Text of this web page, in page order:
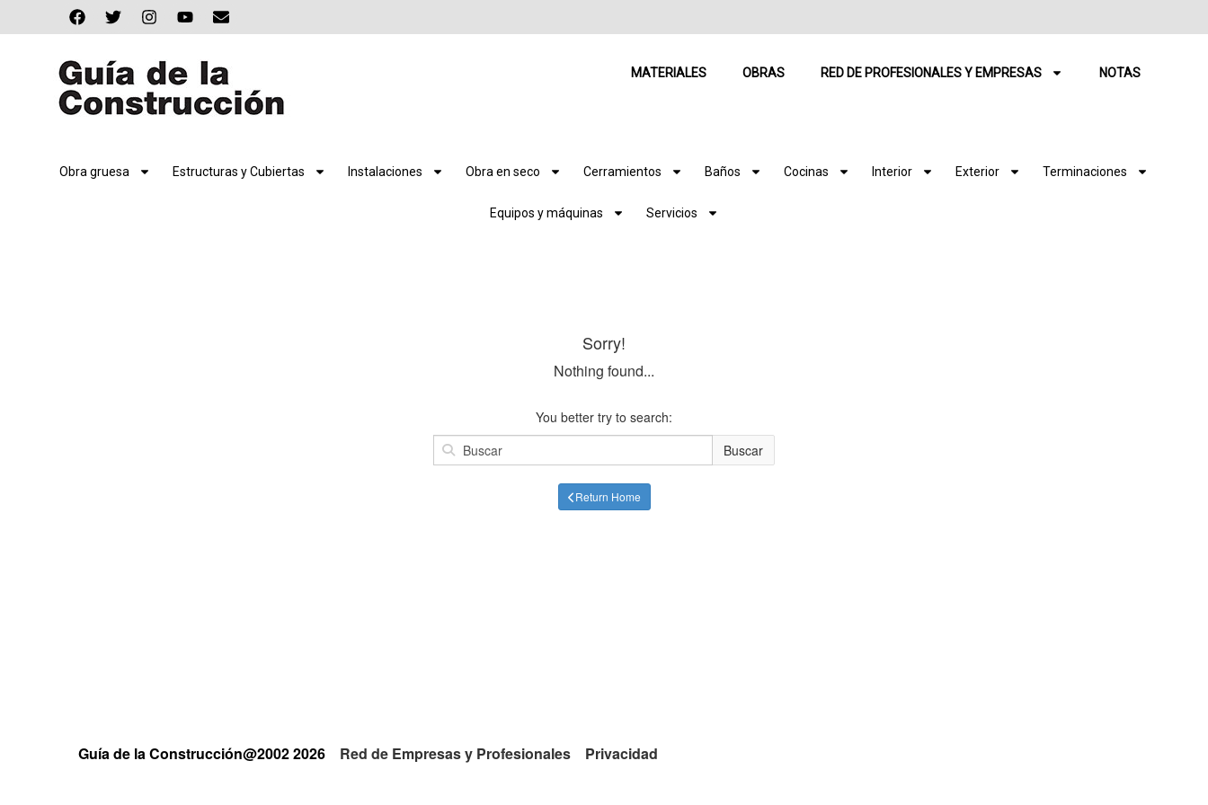
MATERIALES OBRAS RED DE PROFESIONALES Y EMPRESAS NOTAS
Obra gruesa Estructuras y Cubiertas Instalaciones Obra en seco Cerramientos Baños Cocinas Interior Exterior Terminaciones
Equipos y máquinas Servicios
Sorry!
Nothing found...
You better try to search:
Buscar
Return Home
Guía de la Construcción@2002 2026 Red de Empresas y Profesionales Privacidad